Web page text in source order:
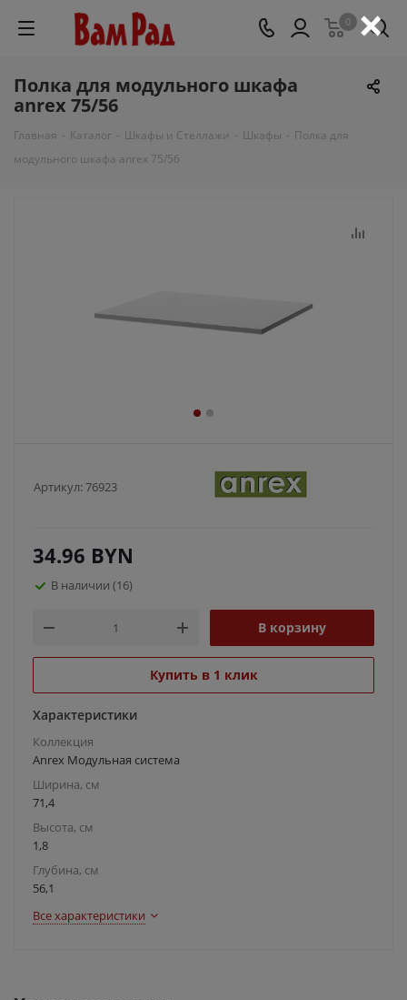
0
Полка для модульного шкафа
anrex 75/56
Главная - Каталог - Шкафы и Стеллажи - Шкафы - Полка для
модульного шкафа anrex 75/56
Артикул:76923
34.96 BYN
В наличии (16)
В корзину
Купить в 1 клик
Характеристики
Коллекция
Anrex Модульная система
Ширина, см
71,4
Высота, см
1,8
Глубина, см
56,1
Все характеристики
×